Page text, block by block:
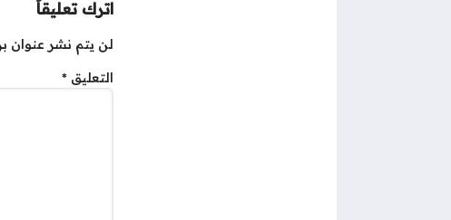
اترك تعليقاً
لن يتم نشر عنوان
التعليق *